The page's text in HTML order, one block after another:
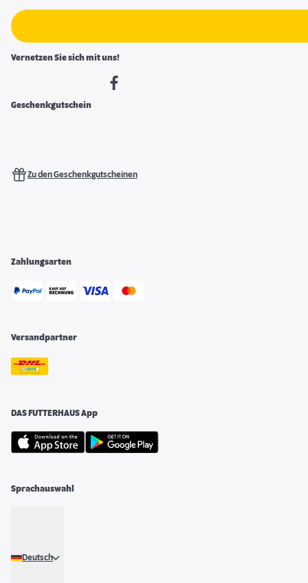
Vernetzen Sie sich mit uns!
Geschenkgutschein
Zu den Geschenkgutscheinen
Zahlungsarten
Versandpartner
DAS FUTTERHAUS App
Sprachauswahl
Deutsch